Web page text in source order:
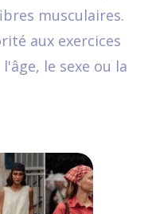
musculaires.
aux exercices
le sexe ou la